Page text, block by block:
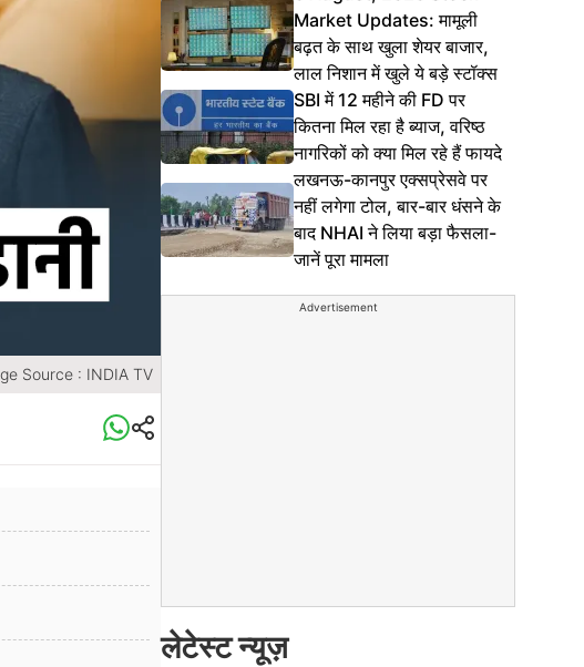
Source : INDIA TV
Market Updates: मामूली
बढ़त के साथ खुला शेयर बाजार,
लाल निशान में खुले ये बड़े स्टॉक्स
SBI में 12 महीने की FD पर
कितना मिल रहा है ब्याज, वरिष्ठ
नागरिकों को क्या मिल रहे हैं फायदे
लखनऊ-कानपुर एक्सप्रेसवे पर
नहीं लगेगा टोल, बार-बार धंसने के
बाद NHAI ने लिया बड़ा फैसला-
जानें पूरा मामला
Advertisement
लेटेस्ट न्यूज़